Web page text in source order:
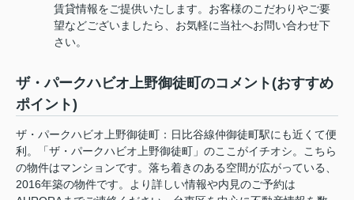
賃貸情報をご提供いたします。お客様のこだわりやご要
望などございましたら、お気軽に当社へお問い合わせ下
さい。
ザ・パークハビオ上野御徒町のコメント(おすすめ
ポイント)
ザ・パークハビオ上野御徒町：日比谷線仲御徒町駅にも近くて便
利。「ザ・パークハビオ上野御徒町」のここがイチオシ。こちら
の物件はマンションです。落ち着きのある空間が広がっている、
2016年築の物件です。より詳しい情報や内見のご予約は